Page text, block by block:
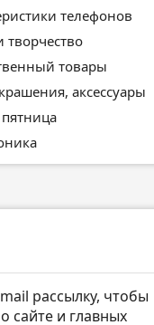
телефонов
творчество
товары
аксессуары
рассылку, чтобы
сайте и главных